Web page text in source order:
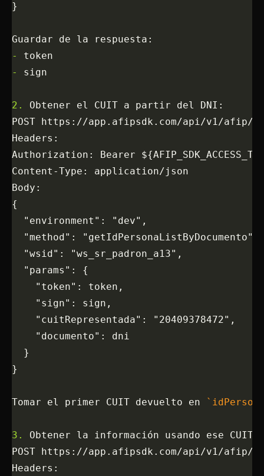
}
Guardar de la respuesta:
-
token
-
sign
2.
Obtener el CUIT a partir del DNI:
POST https://app.afipsdk.com/api/v1/afip/
Headers:
Authorization: Bearer
Content-Type: application/json
Body:
{
  "environment": "dev",
  "method": "getIdPersonaListByDocumento",
  "wsid": "ws_sr_padron_a13",
  "params": {
    "token": token,
    "sign": sign,
    "cuitRepresentada": "20409378472",
    "documento": dni
  }
}
Tomar el primer CUIT devuelto en
3.
Obtener la información usando ese CUIT:
POST https://app.afipsdk.com/api/v1/afip/
Headers: